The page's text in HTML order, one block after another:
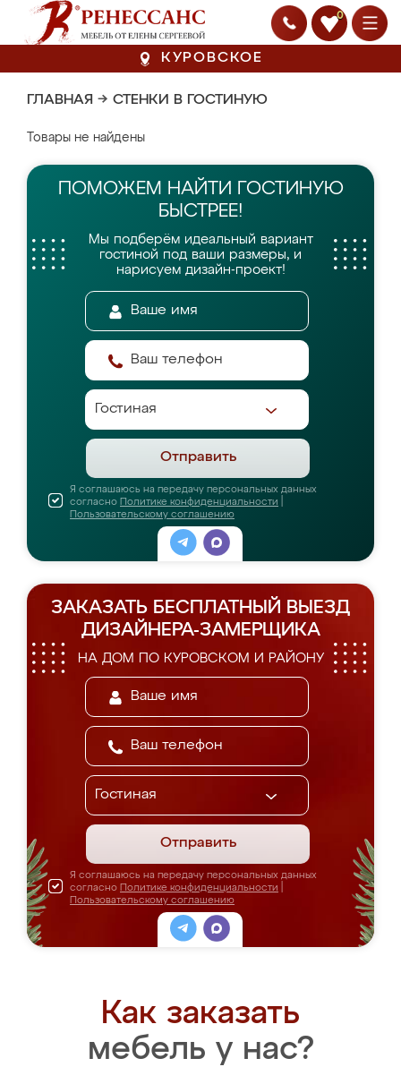
0
КУРОВСКОЕ
ГЛАВНАЯ → СТЕНКИ В ГОСТИНУЮ
Товары не найдены
ПОМОЖЕМ НАЙТИ
ГОСТИНУЮ
БЫСТРЕЕ!
Мы подберём идеальный вариант
гостиной под ваши размеры, и
нарисуем дизайн-проект!
Отправить
Я соглашаюсь на передачу персональных данных
согласно Политике конфиденциальности
Пользовательскому соглашению
ЗАКАЗАТЬ БЕСПЛАТНЫЙ ВЫЕЗД
ДИЗАЙНЕРА-ЗАМЕРЩИКА
НА ДОМ ПО КУРОВСКОМ И РАЙОНУ
Отправить
Я соглашаюсь на передачу персональных данных
согласно Политике конфиденциальности
Пользовательскому соглашению
Как заказать
мебель у нас?